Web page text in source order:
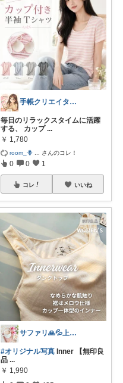
手帳クリエイター🌿まーにゃroom
毎日のリラックスタイムに活躍
する、 カップ ...
￥ 1,780
room_🪻 さんのコレ！
0 0 1
コレ いいね
サファリ‎🙏💦上限中
#オリジナル写真 Inner 【無印良
品 ...
￥ 1,990